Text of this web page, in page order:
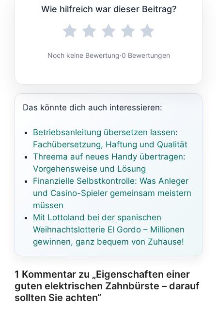
Wie hilfreich war dieser Beitrag?
Noch keine Bewertung·0 Bewertungen
Das könnte dich auch interessieren:
Betriebsanleitung übersetzen lassen:
Fachübersetzung, Haftung und Qualität
Threema auf neues Handy übertragen:
Vorgehensweise und Lösung
Finanzielle Selbstkontrolle: Was Anleger
und Casino-Spieler gemeinsam meistern
müssen
Mit Lottoland bei der spanischen
Weihnachtslotterie El Gordo – Millionen
gewinnen, ganz bequem von Zuhause!
1 Kommentar zu „Eigenschaften einer
guten elektrischen Zahnbürste – darauf
sollten Sie achten“